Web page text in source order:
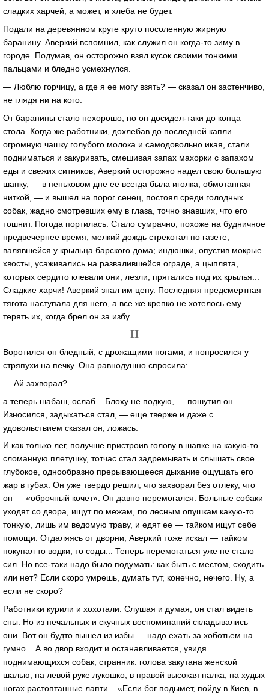
сладких харчей, а может, и хлеба не будет.
Подали на деревянном круге круто посоленную жирную
баранину. Аверкий вспомнил, как служил он когда-то зиму в
городе. Подумав, он осторожно взял кусок своими тонкими
пальцами и бледно усмехнулся.
— Люблю горчицу, а где я ее могу взять? — сказал он застенчиво,
не глядя ни на кого.
От баранины стало нехорошо; но он досидел-таки до конца
стола. Когда же работники, дохлебав до последней капли
огромную чашку голубого молока и самодовольно икая, стали
подниматься и закуривать, смешивая запах махорки с запахом
еды и свежих ситников, Аверкий осторожно надел свою большую
шапку, — в пеньковом дне ее всегда была иголка, обмотанная
ниткой, — и вышел на порог сенец, постоял среди голодных
собак, жадно смотревших ему в глаза, точно знавших, что его
тошнит. Погода портилась. Стало сумрачно, похоже на будничное
предвечернее время; мелкий дождь стрекотал по газете,
валявшейся у крыльца барского дома; индюшки, опустив мокрые
хвосты, усаживались на развалившейся ограде, а цыплята,
которых сердито клевали они, лезли, прятались под их крылья...
Сладкие харчи! Аверкий знал им цену. Последняя предсмертная
тягота наступала для него, а все же крепко не хотелось ему
терять их, когда брел он за избу.
II
Воротился он бледный, с дрожащими ногами, и попросился у
стряпухи на печку. Она равнодушно спросила:
— Ай захворал?
а теперь шабаш, ослаб... Блоху не подкую, — пошутил он. —
Износился, задыхаться стал, — еще тверже и даже с
удовольствием сказал он, ложась.
И как только лег, получше пристроив голову в шапке на какую-то
сломанную плетушку, тотчас стал задремывать и слышать свое
глубокое, однообразно прерывающееся дыхание ощущать его
жар в губах. Он уже твердо решил, что захворал без отлеку, что
он — «оброчный кочет». Он давно перемогался. Больные собаки
уходят со двора, ищут по межам, по лесным опушкам какую-то
тонкую, лишь им ведомую траву, и едят ее — тайком ищут себе
помощи. Отдаляясь от дворни, Аверкий тоже искал — тайком
покупал то водки, то соды... Теперь перемогаться уже не стало
сил. Но все-таки надо было подумать: как быть с местом, сходить
или нет? Если скоро умрешь, думать тут, конечно, нечего. Ну, а
если не скоро?
Работники курили и хохотали. Слушая и думая, он стал видеть
сны. Но из печальных и скучных воспоминаний складывались
они. Вот он будто вышел из избы — надо ехать за хоботьем на
гумно... А во двор входит и останавливается, увидя
поднимающихся собак, странник: голова закутана женской
шалью, на левой руке лукошко, в правой высокая палка, на худых
ногах растоптанные лапти... «Если бог подымет, пойду в Киев, в